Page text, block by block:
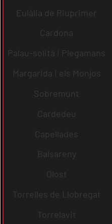
Eulàlia de Riuprimer
Cardona
Palau-solità i Plegamans
Margarida i els Monjos
Sobremunt
Cardedeu
Capellades
Balsareny
Olost
Torrelles de Llobregat
Torrelavit